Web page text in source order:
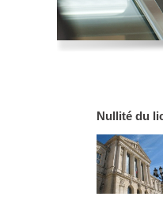
Nullité du